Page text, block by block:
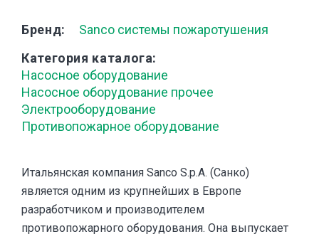
Бренд
Sanco системы пожаротушения
Категория каталога
Насосное оборудование
Насосное оборудование прочее
Электрооборудование
Противопожарное оборудование
Итальянская компания Sanco S.p.A. (Санко)
является одним из крупнейших в Европе
разработчиком и производителем
противопожарного оборудования. Она выпускает